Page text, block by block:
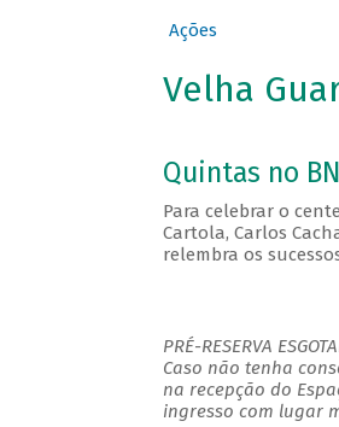
Ações
Velha
Quintas no
Para celebrar o
Cartola, Carlos
relembra os
PRÉ-RESERVA
Caso não tenha
na recepção do
ingresso com lugar